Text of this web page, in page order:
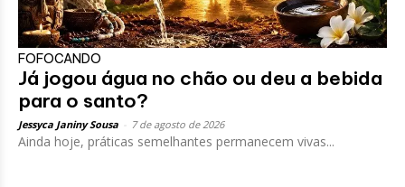
FOFOCANDO
Já jogou água no chão ou deu a bebida
para o santo?
Jessyca Janiny Sousa 7 de agosto de 2026
Ainda hoje, práticas semelhantes permanecem vivas...